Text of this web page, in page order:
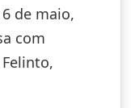
de maio,
com